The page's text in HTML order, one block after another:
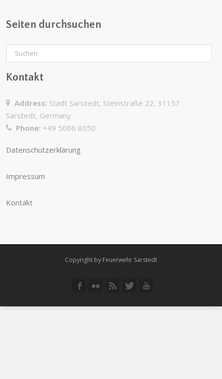
Seiten durchsuchen
Kontakt
Address: Stadt Sarstedt, Steinstraße 22, 31157
Sarstedt, Germany
Phone: +49 5066 8050
Datenschutzerklärung
Impressum
Kontakt
Copyright by Feuerwehr Sarstedt